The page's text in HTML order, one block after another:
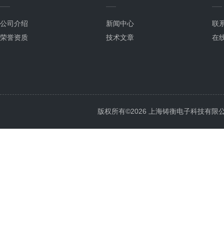
公司介绍
荣誉资质
新闻中心
技术文章
联
在
版权所有©2026 上海铸衡电子科技有